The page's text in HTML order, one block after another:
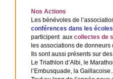
Nos Actions
Les bénévoles de
conférences dans les
participent aux collectes de
les associations de donneurs
Ils sont aussi présents sur des
Le Triathlon d’Albi, le
l’Embusquade, la Gaillacoise..